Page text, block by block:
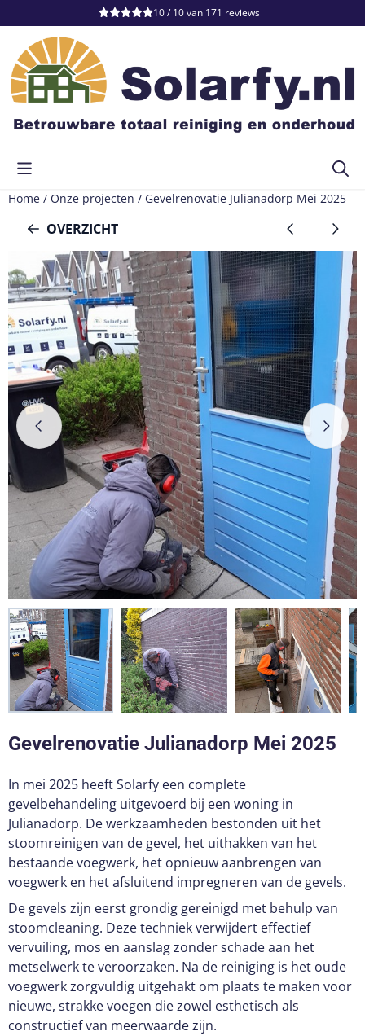
Cookievoorkeuren zijn momenteel gesloten.
10 / 10van 171 reviews
Home / Onze projecten / Gevelrenovatie Julianadorp Mei 2025
OVERZICHT
Gevelrenovatie Julianadorp Mei 2025
In mei 2025 heeft Solarfy een complete
gevelbehandeling uitgevoerd bij een woning in
Julianadorp. De werkzaamheden bestonden uit het
stoomreinigen van de gevel, het uithakken van het
bestaande voegwerk, het opnieuw aanbrengen van
voegwerk en het afsluitend impregneren van de gevels.
De gevels zijn eerst grondig gereinigd met behulp van
stoomcleaning. Deze techniek verwijdert effectief
vervuiling, mos en aanslag zonder schade aan het
metselwerk te veroorzaken. Na de reiniging is het oude
voegwerk zorgvuldig uitgehakt om plaats te maken voor
nieuwe, strakke voegen die zowel esthetisch als
constructief van meerwaarde zijn.